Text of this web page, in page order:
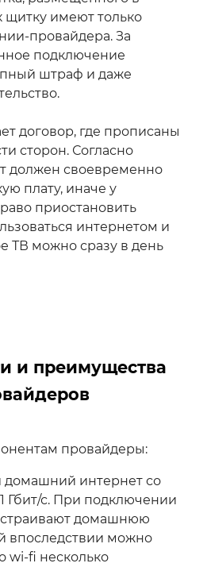
щитку имеют только
провайдера. За
подключение
штраф и даже
договор, где прописаны
сторон. Согласно
должен своевременно
плату, иначе у
приостановить
интернетом и
ТВ можно сразу в день
и преимущества
провайдеры:
интернет со
Гбит/с. При подключении
домашнюю
впоследствии можно
wi-fi несколько